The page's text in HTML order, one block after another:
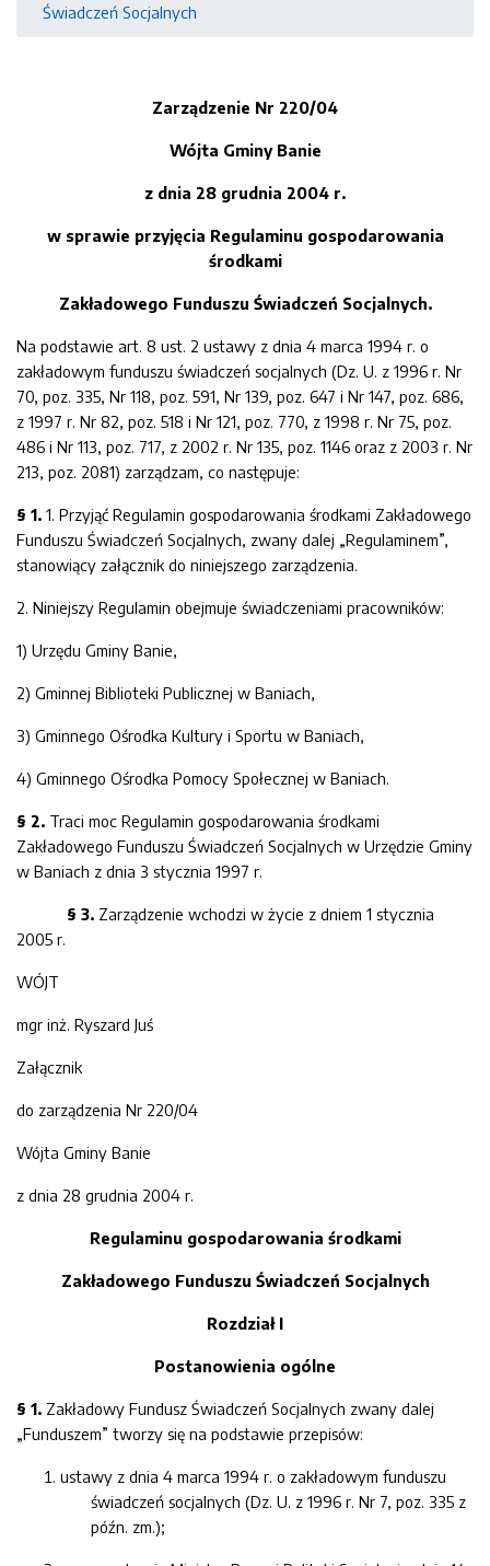
Świadczeń Socjalnych
Zarządzenie Nr 220/04
Wójta Gminy Banie
z dnia 28 grudnia 2004 r.
w sprawie przyjęcia Regulaminu gospodarowania
środkami
Zakładowego Funduszu Świadczeń Socjalnych.
Na podstawie art. 8 ust. 2 ustawy z dnia 4 marca 1994 r. o
zakładowym funduszu świadczeń socjalnych (Dz. U. z 1996 r. Nr
70, poz. 335, Nr 118, poz. 591, Nr 139, poz. 647 i Nr 147, poz. 686,
z 1997 r. Nr 82, poz. 518 i Nr 121, poz. 770, z 1998 r. Nr 75, poz.
486 i Nr 113, poz. 717, z 2002 r. Nr 135, poz. 1146 oraz z 2003 r. Nr
213, poz. 2081) zarządzam, co następuje:
§ 1. 1. Przyjąć Regulamin gospodarowania środkami Zakładowego
Funduszu Świadczeń Socjalnych, zwany dalej „Regulaminem”,
stanowiący załącznik do niniejszego zarządzenia.
2. Niniejszy Regulamin obejmuje świadczeniami pracowników:
1) Urzędu Gminy Banie,
2) Gminnej Biblioteki Publicznej w Baniach,
3) Gminnego Ośrodka Kultury i Sportu w Baniach,
4) Gminnego Ośrodka Pomocy Społecznej w Baniach.
§ 2. Traci moc Regulamin gospodarowania środkami
Zakładowego Funduszu Świadczeń Socjalnych w Urzędzie Gminy
w Baniach z dnia 3 stycznia 1997 r.
§ 3. Zarządzenie wchodzi w życie z dniem 1 stycznia
2005 r.
WÓJT
mgr inż. Ryszard Juś
Załącznik
do zarządzenia Nr 220/04
Wójta Gminy Banie
z dnia 28 grudnia 2004 r.
Regulaminu gospodarowania środkami
Zakładowego Funduszu Świadczeń Socjalnych
Rozdział I
Postanowienia ogólne
§ 1. Zakładowy Fundusz Świadczeń Socjalnych zwany dalej
„Funduszem” tworzy się na podstawie przepisów:
ustawy z dnia 4 marca 1994 r. o zakładowym funduszu
świadczeń socjalnych (Dz. U. z 1996 r. Nr 7, poz. 335 z
późn. zm.);